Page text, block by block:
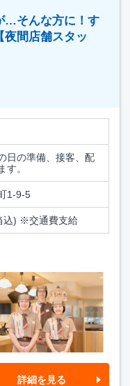
…そんな方に！す
夜間店舗スタッ
日の準備、接客、配
す。
1-9-5
込) ※交通費支給
詳細を見る